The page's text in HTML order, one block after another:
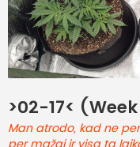
>02-17<
Man atrodo, kad ne